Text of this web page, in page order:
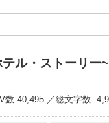
ル・ストーリー~
数 40,495 ／総文字数